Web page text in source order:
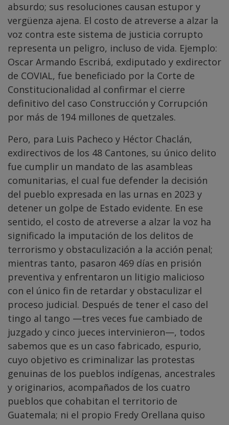
absurdo; sus resoluciones causan estupor y
vergüenza ajena. El costo de atreverse a alzar la
voz contra este sistema de justicia corrupto
representa un peligro, incluso de vida. Ejemplo:
Oscar Armando Escribá, exdiputado y exdirector
de COVIAL, fue beneficiado por la Corte de
Constitucionalidad al confirmar el cierre
definitivo del caso Construcción y Corrupción
por más de 194 millones de quetzales.
Pero, para Luis Pacheco y Héctor Chaclán,
exdirectivos de los 48 Cantones, su único delito
fue cumplir un mandato de las asambleas
comunitarias, el cual fue defender la decisión
del pueblo expresada en las urnas en 2023 y
detener un golpe de Estado evidente. En ese
sentido, el costo de atreverse a alzar la voz ha
significado la imputación de los delitos de
terrorismo y obstaculización a la acción penal;
mientras tanto, pasaron 469 días en prisión
preventiva y enfrentaron un litigio malicioso
con el único fin de retardar y obstaculizar el
proceso judicial. Después de tener el caso del
tingo al tango —tres veces fue cambiado de
juzgado y cinco jueces intervinieron—, todos
sabemos que es un caso fabricado, espurio,
cuyo objetivo es criminalizar las protestas
genuinas de los pueblos indígenas, ancestrales
y originarios, acompañados de los cuatro
pueblos que cohabitan el territorio de
Guatemala; ni el propio Fredy Orellana quiso